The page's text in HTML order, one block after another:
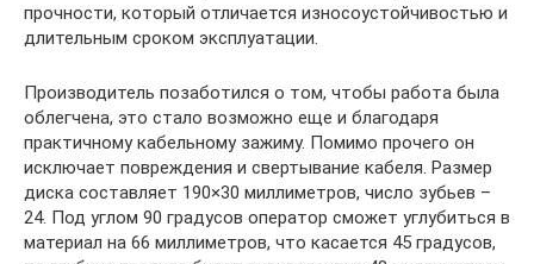
прочности, который отличается износоустойчивостью и
длительным сроком эксплуатации.
Производитель позаботился о том, чтобы работа была
облегчена, это стало возможно еще и благодаря
практичному кабельному зажиму. Помимо прочего он
исключает повреждения и свертывание кабеля. Размер
диска составляет 190×30 миллиметров, число зубьев –
24. Под углом 90 градусов оператор сможет углубиться в
материал на 66 миллиметров, что касается 45 градусов,